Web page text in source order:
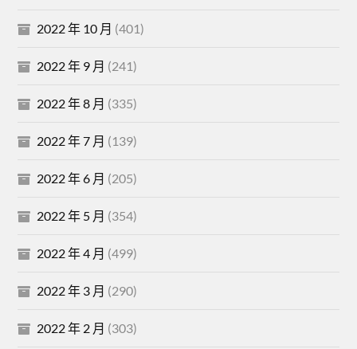
2022 年 10 月 (401)
2022 年 9 月 (241)
2022 年 8 月 (335)
2022 年 7 月 (139)
2022 年 6 月 (205)
2022 年 5 月 (354)
2022 年 4 月 (499)
2022 年 3 月 (290)
2022 年 2 月 (303)